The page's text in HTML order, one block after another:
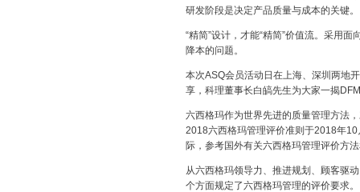
研发阶段是决定产品质量与成本的关键。
“精简”设计，才能“精简”价值流。采用
降本的问题。
本次ASQ会员活动日在上海、深圳两地
享，科理董事长白皜先生为大家一揭
六西格玛作为世界先进的质量管理方法
2018六西格玛管理评价准则于2018年
际，参考国外有关六西格玛管理评价方
从六西格玛领导力、推进规划、顾客驱
个方面规定了六西格玛管理的评价要求。